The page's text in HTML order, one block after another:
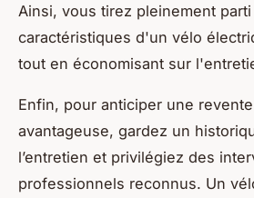
Ainsi, vous tirez pleinement
caractéristiques d'un vélo
tout en économisant sur
Enfin, pour anticiper une
avantageuse, gardez un
l’entretien et privilégiez des
professionnels reconnus. Un